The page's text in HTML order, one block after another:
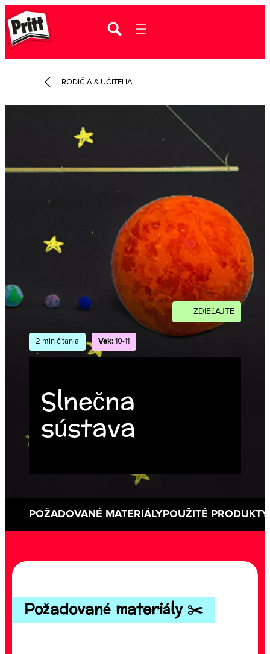
RODIČIA & UČITELIA
2 min čítania Vek: 10-11
ZDIEĽAJTE
Slnečna
sústava
POŽADOVANÉ MATERIÁLYPOUŽITÉ PRODUKTY
Požadované materiály ✂️